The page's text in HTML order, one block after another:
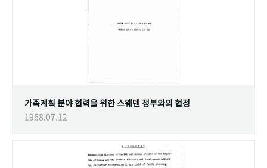
가족계획 분야 협력을 위한 스웨덴 정부와의 협정
1968.07.12